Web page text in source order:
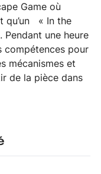
Game où
qu’un « In the
Pendant une heure
compétences pour
mécanismes et
de la pièce dans